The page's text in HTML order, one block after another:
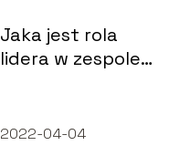
Jaka jest rola
lidera w zespole
2022-04-04